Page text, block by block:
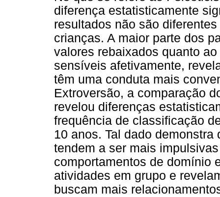
diferença estatisticamente
resultados não são
crianças. A maior parte dos
valores rebaixados quanto
sensíveis afetivamente,
têm uma conduta mais
Extroversão, a comparação
revelou diferenças
frequência de classificação
10 anos. Tal dado
tendem a ser mais
comportamentos de domínio
atividades em grupo e
buscam mais